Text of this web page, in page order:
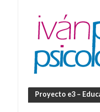
Proyecto e3 –